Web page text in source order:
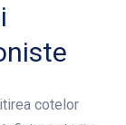
cotelor